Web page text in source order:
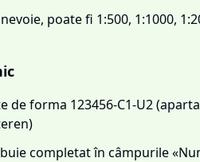
poate fi 1:500, 1:1000,
forma 123456-C1-U2
completat în câmpurile